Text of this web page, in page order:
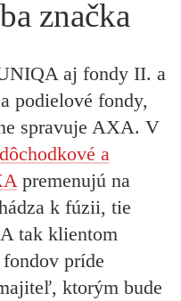
značka
aj fondy II. a
podielové fondy,
spravuje AXA. V
dôchodkové a
premenujú na
k fúzii, tie
tak klientom
príde
ktorým bude